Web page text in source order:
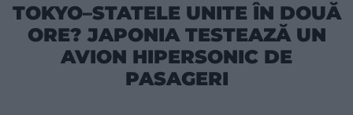
TOKYO–STATELE UNITE ÎN DOUĂ
ORE? JAPONIA TESTEAZĂ UN
AVION HIPERSONIC DE
PASAGERI